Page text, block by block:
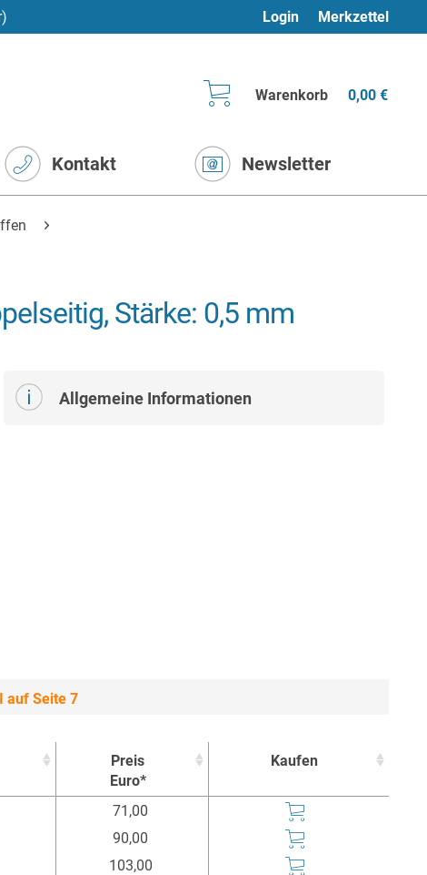
Login Merkzettel
Warenkorb 0,00 €
Kontakt Newsletter
Stärke: 0,5 mm
Allgemeine Informationen
auf Seite 7
Preis
Euro*
Kaufen
Preis
Kaufen
71,00
90,00
103,00